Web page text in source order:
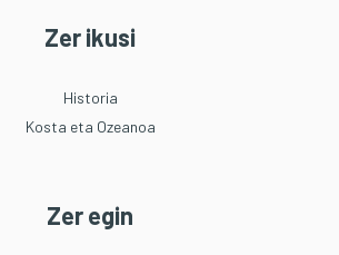
Zer ikusi
Historia
Kosta eta Ozeanoa
Zer egin